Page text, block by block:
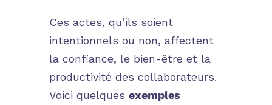
Ces actes, qu’ils soient
intentionnels ou non, affectent
la confiance, le bien-être et la
productivité des collaborateurs.
Voici quelques exemples